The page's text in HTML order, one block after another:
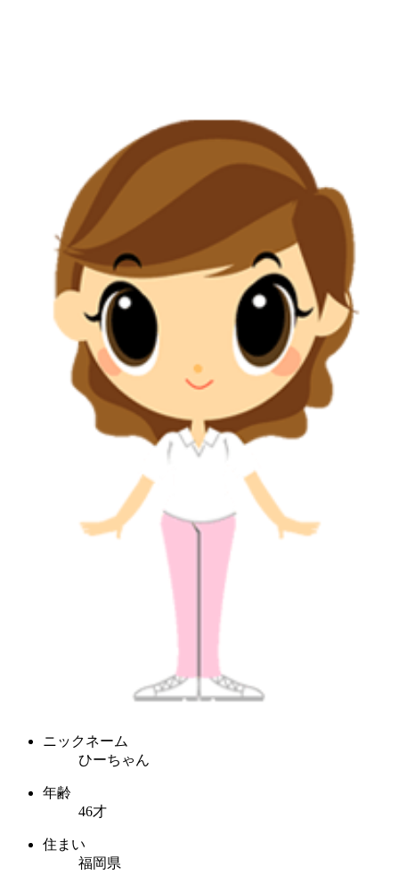
ニックネーム
ひーちゃん
年齢
46才
住まい
福岡県